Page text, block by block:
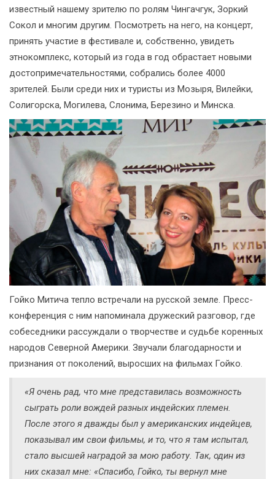
известный нашему зрителю по ролям Чингачгук, Зоркий
Сокол и многим другим. Посмотреть на него, на концерт,
принять участие в фестивале и, собственно, увидеть
этнокомплекс, который из года в год обрастает новыми
достопримечательностями, собрались более 4000
зрителей. Были среди них и туристы из Мозыря, Вилейки,
Солигорска, Могилева, Слонима, Березино и Минска.
Гойко Митича тепло встречали на русской земле. Пресс-
конференция с ним напоминала дружеский разговор, где
собеседники рассуждали о творчестве и судьбе коренных
народов Северной Америки. Звучали благодарности и
признания от поколений, выросших на фильмах Гойко.
«Я очень рад, что мне представилась возможность
сыграть роли вождей разных индейских племен.
После этого я дважды был у американских индейцев,
показывал им свои фильмы, и то, что я там испытал,
стало высшей наградой за мою работу. Так, один из
них сказал мне: «Спасибо, Гойко, ты вернул мне